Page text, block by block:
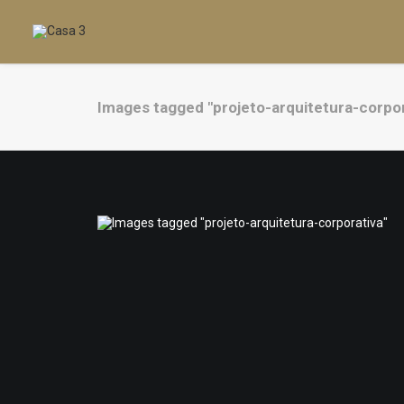
Images tagged "projeto-arquitetura-